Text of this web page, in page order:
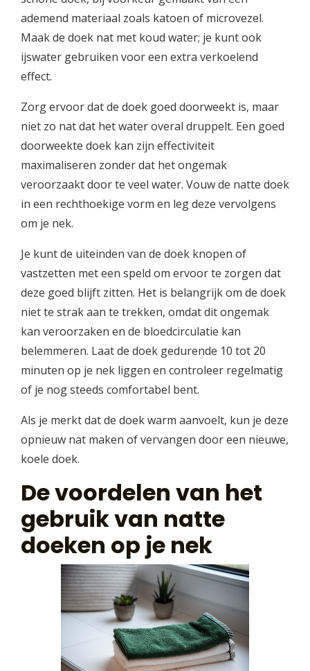
ademend materiaal zoals katoen of microvezel.
Maak de doek nat met koud water; je kunt ook
ijswater gebruiken voor een extra verkoelend
effect.
Zorg ervoor dat de doek goed doorweekt is, maar
niet zo nat dat het water overal druppelt. Een goed
doorweekte doek kan zijn effectiviteit
maximaliseren zonder dat het ongemak
veroorzaakt door te veel water. Vouw de natte doek
in een rechthoekige vorm en leg deze vervolgens
om je nek.
Je kunt de uiteinden van de doek knopen of
vastzetten met een speld om ervoor te zorgen dat
deze goed blijft zitten. Het is belangrijk om de doek
niet te strak aan te trekken, omdat dit ongemak
kan veroorzaken en de bloedcirculatie kan
belemmeren. Laat de doek gedurende 10 tot 20
minuten op je nek liggen en controleer regelmatig
of je nog steeds comfortabel bent.
Als je merkt dat de doek warm aanvoelt, kun je deze
opnieuw nat maken of vervangen door een nieuwe,
koele doek.
De voordelen van het
gebruik van natte
doeken op je nek